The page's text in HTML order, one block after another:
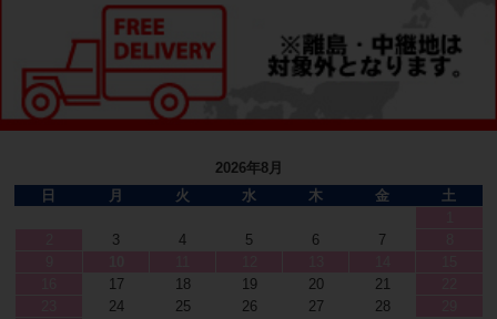
2026年8月
日
月 火 水 木 金
土
3 4 5 6 7
17 18 19 20 21
24 25 26 27 28